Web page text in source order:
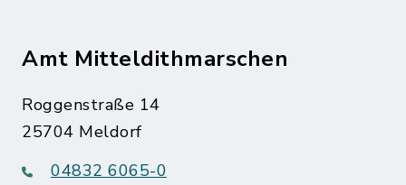
Amt Mitteldithmarschen
Roggenstraße 14
25704 Meldorf
04832 6065-0